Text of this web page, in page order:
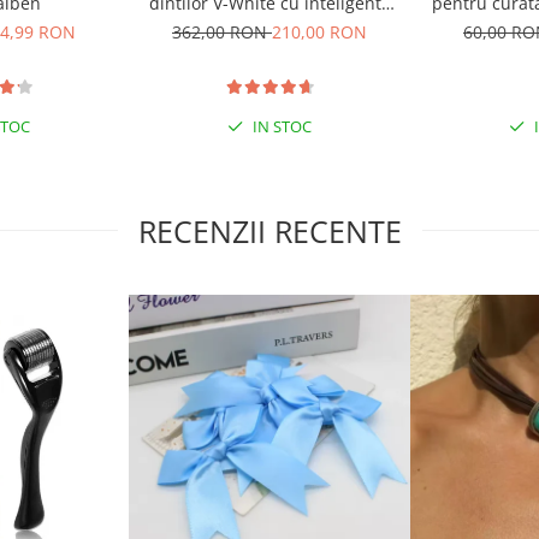
RON
artificiala
362,00 RON210,00 RON
IN STOC
60,00
RECENZII RECENTE